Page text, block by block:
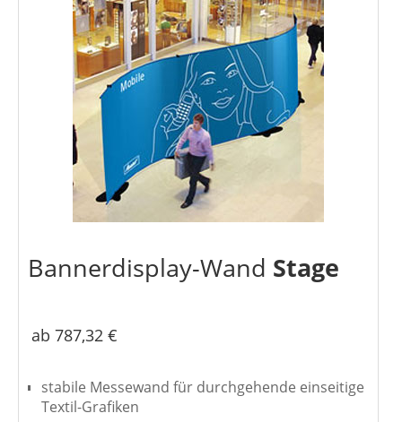
Bannerdisplay-Wand Stage
ab 787,32 €
stabile Messewand für durchgehende einseitige
Textil-Grafiken